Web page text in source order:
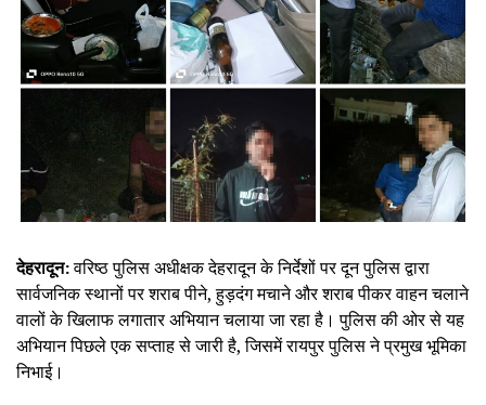
देहरादून:वरिष्ठ पुलिस अधीक्षक देहरादून के निर्देशों पर दून पुलिस द्वारा
सार्वजनिक स्थानों पर शराब पीने, हुड़दंग मचाने और शराब पीकर वाहन चलाने
वालों के खिलाफ लगातार अभियान चलाया जा रहा है। पुलिस की ओर से यह
अभियान पिछले एक सप्ताह से जारी है, जिसमें रायपुर पुलिस ने प्रमुख भूमिका
निभाई।